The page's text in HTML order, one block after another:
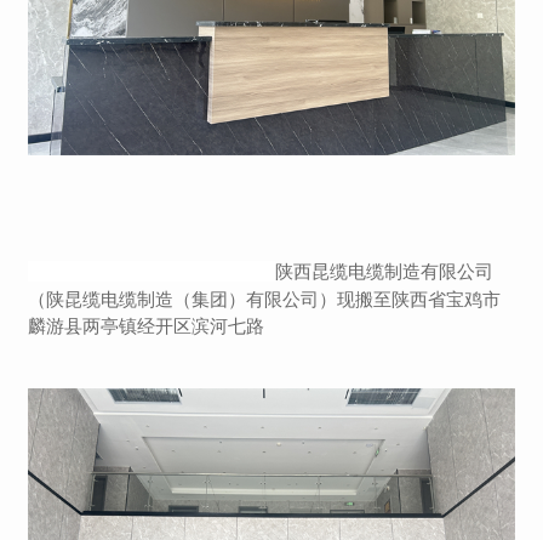
陕西昆缆电缆制造有限公司
（陕昆缆电缆制造（集团）有限公司）现搬至陕西省宝鸡市
麟游县两亭镇经开区滨河七路